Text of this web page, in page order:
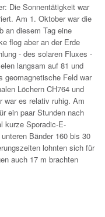
Die Sonnentätigkeit war
Am 1. Oktober war die
an diesem Tag eine
flog aber an der Erde
- des solaren Fluxes -
langsam auf 81 und
geomagnetische Feld war
Löchern CH764 und
war es relativ ruhig. Am
ein paar Stunden nach
kurze Sporadic-E-
Bänder 160 bis 30
lohnten sich für
auch 17 m brachten